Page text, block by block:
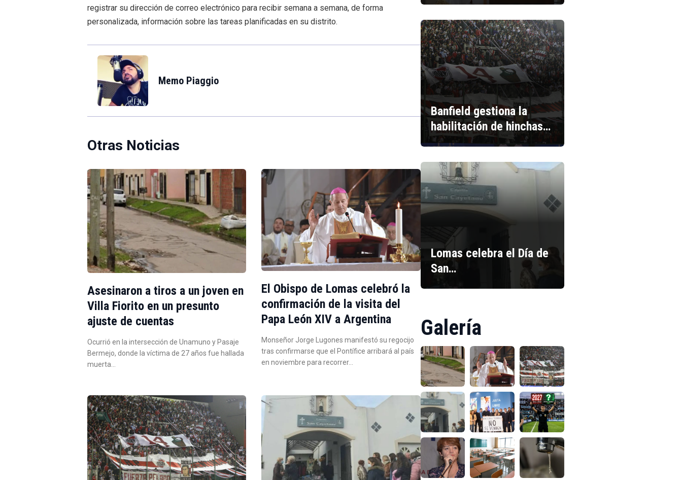
registrar su dirección de correo electrónico para recibir semana a semana, de forma
personalizada, información sobre las tareas planificadas en su distrito.
Memo Piaggio
Otras Noticias
Asesinaron a tiros a un joven en
Villa Fiorito en un presunto
ajuste de cuentas
Ocurrió en la intersección de Unamuno y Pasaje
Bermejo, donde la víctima de 27 años fue hallada
muerta…
El Obispo de Lomas celebró la
confirmación de la visita del
Papa León XIV a Argentina
Monseñor Jorge Lugones manifestó su regocijo
tras confirmarse que el Pontífice arribará al país
en noviembre para recorrer…
Banfield gestiona la
habilitación de hinchas…
Lomas celebra el Día de
San…
Galería